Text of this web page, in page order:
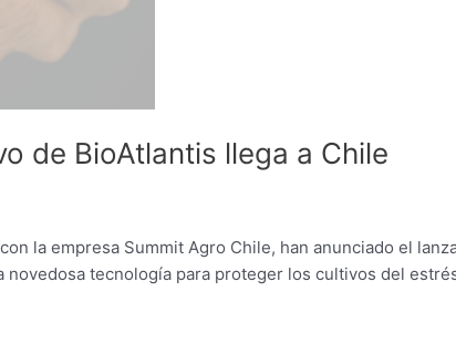
de BioAtlantis llega a Chile
la empresa Summit Agro Chile, han anunciado el
tecnología para proteger los cultivos del